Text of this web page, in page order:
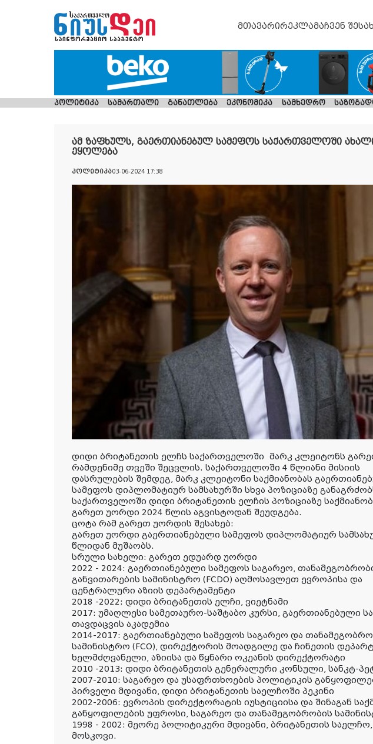
მთავარირეკლამაჩვენ
პოლიტიკა სამართალი განათლება ეკონომიკა სამხედრო
ამ ზაფხულს, გაერთიანებულ სამეფოს საქართველოში
ეყოლება
პოლიტიკა03-06-2024 17:38
დიდი ბრიტანეთის ელჩს საქართველოში მარკ კლეიტონს
რამდენიმე თვეში შეცვლის. საქართველოში 4 წლიანი მისიის
დასრულების შემდეგ, მარკ კლეიტონი საქმიანობას
სამეფოს დიპლომატიურ სამსახურში სხვა პოზიციაზე
საქართველოში დიდი ბრიტანეთის ელჩის პოზიციაზე
გარეთ უორდი 2024 წლის აგვისტოდან შეუდგება.
ცოტა რამ გარეთ უორდის შესახებ:
გარეთ უორდი გაერთიანებული სამეფოს დიპლომატიურ
წლიდან მუშაობს.
სრული სახელი: გარეთ ედუარდ უორდი
2022 - 2024: გაერთიანებული სამეფოს საგარეო,
განვითარების სამინისტრო (FCDO) აღმოსავლეთ ევროპისა და
ცენტრალური აზიის დეპარტამენტი
2018 -2022: დიდი ბრიტანეთის ელჩი, ვიეტნამი
2017: უმაღლესი სამეთაურო-საშტაბო კურსი, გაერთიანებული
თავდაცვის აკადემია
2014-2017: გაერთიანებული სამეფოს საგარეო და
სამინისტრო (FCO), დირექტორის მოადგილე და ჩინეთის
ხელმძღვანელი, აზიისა და წყნარი ოკეანის დირექტორატი
2010 -2013: დიდი ბრიტანეთის გენერალური კონსული, სანკტ-
2007-2010: საგარეო და უსაფრთხოების პოლიტიკის
პირველი მდივანი, დიდი ბრიტანეთის საელჩოში პეკინი
2002-2006: ევროპის დირექტორატის იუსტიციისა და შინაგან
განყოფილების უფროსი, საგარეო და თანამეგობრობის
1998 - 2002: მეორე პოლიტიკური მდივანი, ბრიტანეთის საელჩო,
მოსკოვი.